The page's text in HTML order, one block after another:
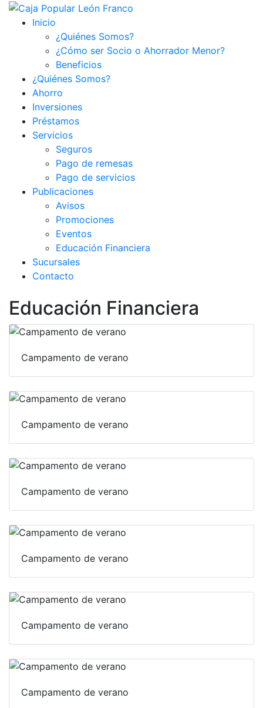
Inicio
¿Quiénes Somos?
¿Cómo ser Socio o Ahorrador Menor?
Beneficios
¿Quiénes Somos?
Ahorro
Inversiones
Préstamos
Servicios
Seguros
Pago de remesas
Pago de servicios
Publicaciones
Avisos
Promociones
Eventos
Educación Financiera
Sucursales
Contacto
Educación Financiera
Campamento de verano
Campamento de verano
Campamento de verano
Campamento de verano
Campamento de verano
Campamento de verano